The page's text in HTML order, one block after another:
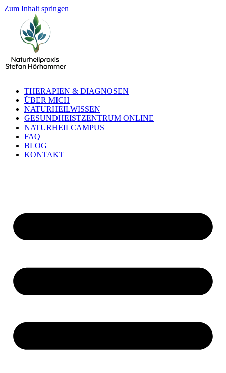
Zum Inhalt springen
THERAPIEN & DIAGNOSEN
ÜBER MICH
NATURHEILWISSEN
GESUNDHEISTZENTRUM ONLINE
NATURHEILCAMPUS
FAQ
BLOG
KONTAKT